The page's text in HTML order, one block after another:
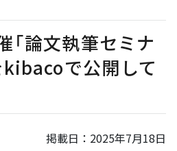
論文執筆セミナ
kibacoで公開して
掲載日： 2025年7月18日